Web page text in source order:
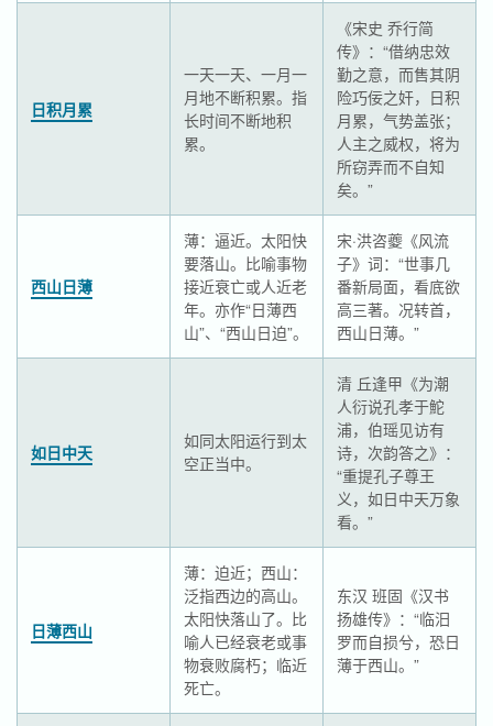
日积月累
一天一天、一月一
月地不断积累。指
长时间不断地积
累。
《宋史 乔行简
传》：“借纳忠效
勤之意，而售其阴
险巧佞之奸，日积
月累，气势盖张；
人主之威权，将为
所窃弄而不自知
矣。”
西山日薄
薄：逼近。太阳快
要落山。比喻事物
接近衰亡或人近老
年。亦作“日薄西
山”、“西山日迫”。
宋·洪咨夔《风流
子》词：“世事几
番新局面，看底欲
高三著。况转首，
西山日薄。”
如日中天
如同太阳运行到太
空正当中。
清 丘逢甲《为潮
人衍说孔孝于鮀
浦，伯瑶见访有
诗，次韵答之》：
“重提孔子尊王
义，如日中天万象
看。”
日薄西山
薄：迫近；西山：
泛指西边的高山。
太阳快落山了。比
喻人已经衰老或事
物衰败腐朽；临近
死亡。
东汉 班固《汉书
扬雄传》：“临汨
罗而自损兮，恐日
薄于西山。”